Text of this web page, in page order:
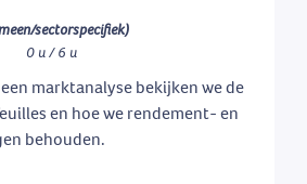
sectorspecifiek)
0 u / 6 u
marktanalyse bekijken we de
en hoe we rendement- en
behouden.